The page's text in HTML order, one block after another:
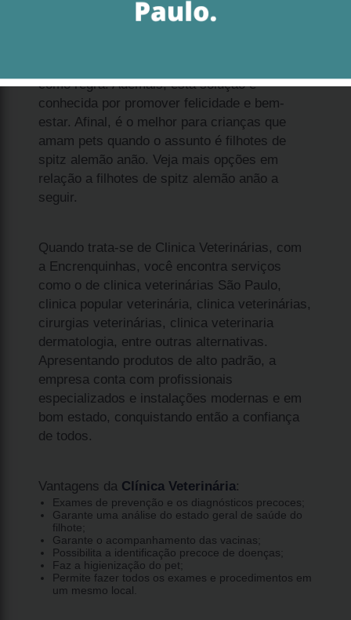
como regra. Ademais, esta solução é
conhecida por promover felicidade e bem-
estar. Afinal, é o melhor para crianças que
amam pets quando o assunto é filhotes de
spitz alemão anão. Veja mais opções em
relação a filhotes de spitz alemão anão a
seguir.
Quando trata-se de Clinica Veterinárias, com
a Encrenquinhas, você encontra serviços
como o de clinica veterinárias São Paulo,
clinica popular veterinária, clinica veterinárias,
cirurgias veterinárias, clinica veterinaria
dermatologia, entre outras alternativas.
Apresentando produtos de alto padrão, a
empresa conta com profissionais
especializados e instalações modernas e em
bom estado, conquistando então a confiança
de todos.
Vantagens da Clínica Veterinária:
Exames de prevenção e os diagnósticos precoces;
Garante uma análise do estado geral de saúde do
filhote;
Garante o acompanhamento das vacinas;
Possibilita a identificação precoce de doenças;
Faz a higienização do pet;
Permite fazer todos os exames e procedimentos em
um mesmo local.